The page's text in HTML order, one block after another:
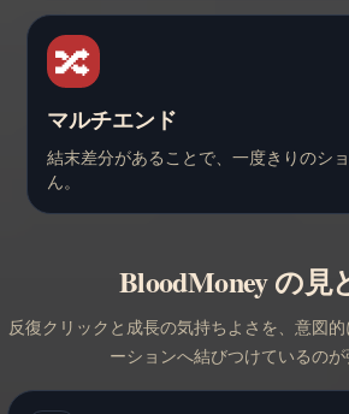
🔀
マルチエンド
結末差分があることで、一度きりのシ
ん。
BloodMoney の見
反復クリックと成長の気持ちよさを、意図
ーションへ結びつけているのが